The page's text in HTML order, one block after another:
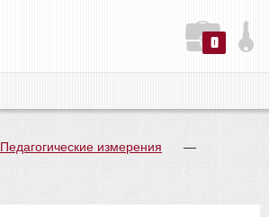
0
Педагогические измерения
—